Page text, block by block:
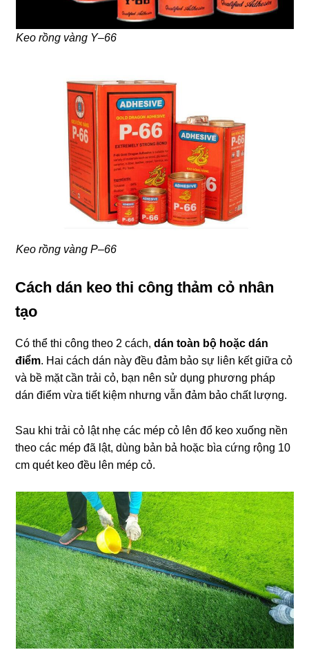
Keo rồng vàng Y–66
Keo rồng vàng P–66
Cách dán keo thi công thảm cỏ nhân
tạo
Có thể thi công theo 2 cách,dán toàn bộ hoặc dán
điểm. Hai cách dán này đều đảm bảo sự liên kết giữa cỏ
và bề mặt cần trải cỏ, bạn nên sử dụng phương pháp
dán điểm vừa tiết kiệm nhưng vẫn đảm bảo chất lượng.
Sau khi trải cỏ lật nhẹ các mép cỏ lên đổ keo xuống nền
theo các mép đã lật, dùng bản bả hoặc bìa cứng rộng 10
cm quét keo đều lên mép cỏ.